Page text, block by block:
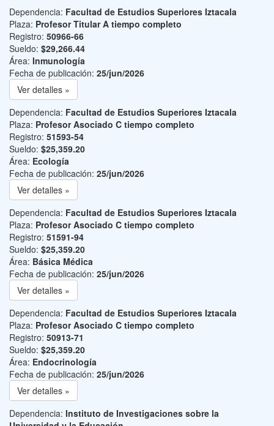
Dependencia: Facultad de Estudios Superiores Iztacala
Plaza: Profesor Titular A tiempo completo
Registro: 50966-66
Sueldo: $29,266.44
Área: Inmunología
Fecha de publicación: 25/jun/2026
Ver detalles »
Dependencia: Facultad de Estudios Superiores Iztacala
Plaza: Profesor Asociado C tiempo completo
Registro: 51593-54
Sueldo: $25,359.20
Área: Ecología
Fecha de publicación: 25/jun/2026
Ver detalles »
Dependencia: Facultad de Estudios Superiores Iztacala
Plaza: Profesor Asociado C tiempo completo
Registro: 51591-94
Sueldo: $25,359.20
Área: Básica Médica
Fecha de publicación: 25/jun/2026
Ver detalles »
Dependencia: Facultad de Estudios Superiores Iztacala
Plaza: Profesor Asociado C tiempo completo
Registro: 50913-71
Sueldo: $25,359.20
Área: Endocrinología
Fecha de publicación: 25/jun/2026
Ver detalles »
Dependencia: Instituto de Investigaciones sobre la